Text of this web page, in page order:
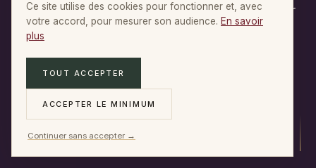
rideaux et voilages confectionnés à la main, pour
habiller la lumière de votre intérieur. À Paris,
DEMANDER UN DEVIS
Ce site utilise des cookies pour fonctionner et, avec
votre accord, pour mesurer son audience. En savoir
plus
TOUT ACCEPTER
ACCEPTER LE MINIMUM
Continuer sans accepter →